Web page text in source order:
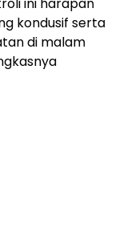
ini harapan
kondusif serta
di malam